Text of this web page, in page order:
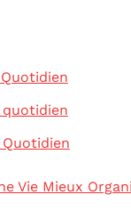
Vie Mieux